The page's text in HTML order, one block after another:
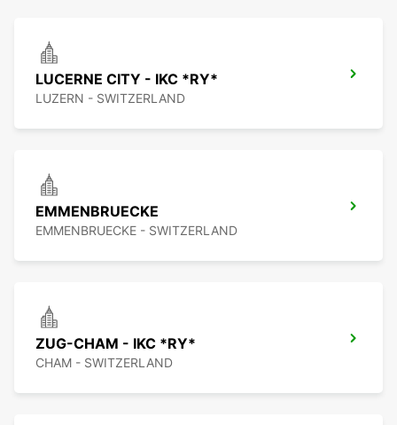
LUCERNE CITY - IKC *RY*
LUZERN - SWITZERLAND
EMMENBRUECKE
EMMENBRUECKE - SWITZERLAND
ZUG-CHAM - IKC *RY*
CHAM - SWITZERLAND